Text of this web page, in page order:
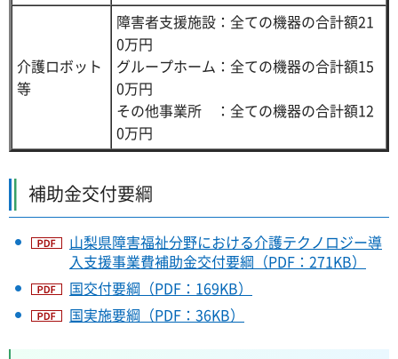
介護ロボット
等
障害者支援施設：全ての機器の合計額21
0万円
グループホーム：全ての機器の合計額15
0万円
その他事業所 ：全ての機器の合計額12
0万円
補助金交付要綱
山梨県障害福祉分野における介護テクノロジー導
入支援事業費補助金交付要綱（PDF：271KB）
国交付要綱（PDF：169KB）
国実施要綱（PDF：36KB）